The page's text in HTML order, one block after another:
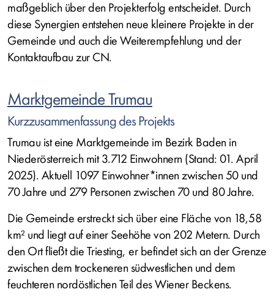
maßgeblich über den Projekterfolg entscheidet. Durch
diese Synergien entstehen neue kleinere Projekte in der
Gemeinde und auch die Weiterempfehlung und der
Kontaktaufbau zur CN.
Marktgemeinde Trumau
Kurzzusammenfassung des Projekts
Trumau ist eine Marktgemeinde im Bezirk Baden in
Niederösterreich mit 3.712 Einwohnern (Stand: 01. April
2025). Aktuell 1097 Einwohner*innen zwischen 50 und
70 Jahre und 279 Personen zwischen 70 und 80 Jahre.
Die Gemeinde erstreckt sich über eine Fläche von 18,58
km² und liegt auf einer Seehöhe von 202 Metern. Durch
den Ort fließt die Triesting, er befindet sich an der Grenze
zwischen dem trockeneren südwestlichen und dem
feuchteren nordöstlichen Teil des Wiener Beckens.